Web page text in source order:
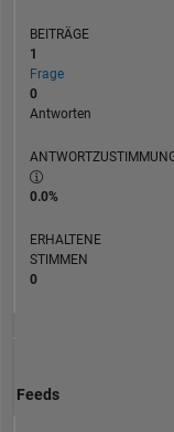
BEITRÄGE
1
Frage
0
Antworten
0.0%
ERHALTENE
STIMMEN
0
Feeds